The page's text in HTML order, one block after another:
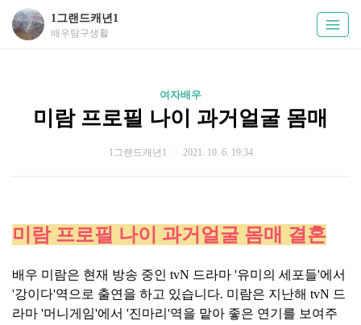
1그랜드캐년1
배우탐구생활
여자배우
미람 프로필 나이 과거얼굴 몸매
1그랜드캐년1 2021. 10. 6. 19:34
미람 프로필 나이 과거얼굴 몸매 결혼
배우 미람은 현재 방송 중인 tvN 드라마 '유미의 세포들'에서
'강이다'역으로 출연을 하고 있습니다. 미람은 지난해 tvN 드
라마 '머니게임'에서 '진마리'역을 맡아 좋은 연기를 보여주